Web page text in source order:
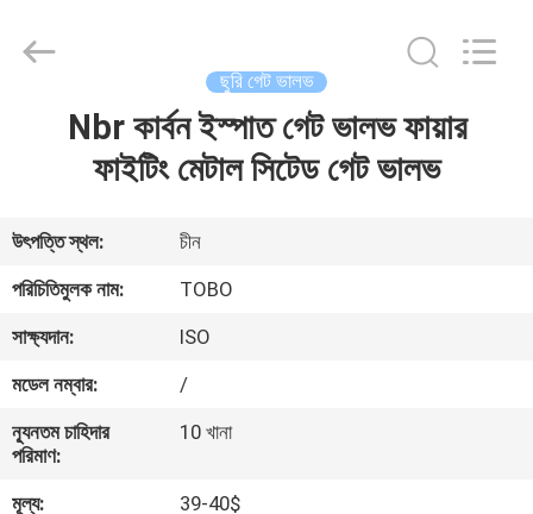
আমাদের
সম্পর্কে
কারখানা
ভ্রমণ
GROUP
CHINA.
ছুরি গেট ভালভ
Nbr কার্বন ইস্পাত গেট ভালভ ফায়ার
ফাইটিং মেটাল সিটেড গেট ভালভ
উৎপত্তি স্থল:
চীন
পরিচিতিমুলক নাম:
TOBO
সাক্ষ্যদান:
ISO
মডেল নম্বার:
/
ন্যূনতম চাহিদার
পরিমাণ:
10 খানা
মূল্য:
39-40$